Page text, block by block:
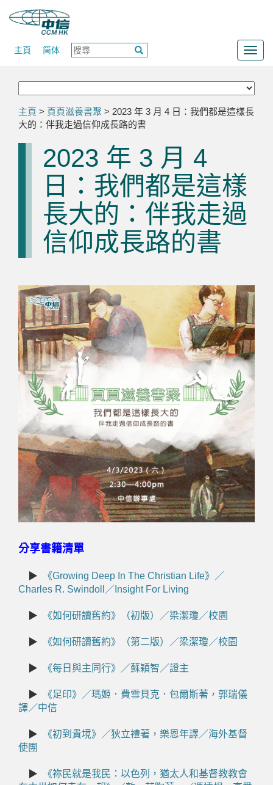
主頁 简体
主頁 > 頁頁滋養書聚 > 2023 年 3 月 4 日：我們都是這樣長
大的：伴我走過信仰成長路的書
2023 年 3 月 4
日：我們都是這樣
長大的：伴我走過
信仰成長路的書
分享書籍清單
▶
《Growing Deep In The Christian Life》／
Charles R. Swindoll／Insight For Living
▶ 《如何研讀舊約》（初版）／梁潔瓊／校園
▶ 《如何研讀舊約》（第二版）／梁潔瓊／校園
▶ 《每日與主同行》／蘇穎智／證主
▶
《足印》／瑪姬．費雪貝克．包爾斯著，郭瑞儀
譯／中信
▶
《初到貴境》／狄立禮著，樂恩年譯／海外基督
使團
▶
《祢民就是我民：以色列，猶太人和基督教教會